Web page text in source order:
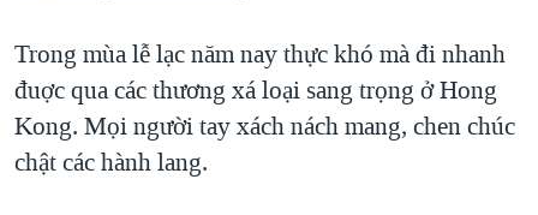
SỨC KHOẺ
VĂN HOÁ
THỂ THAO
TRỊNH VĨNH BÌNH - NGƯỜI HẠ 'BÊN THẮNG CUỘC'
GROUND ZERO – XƯA VÀ NAY
CHI PHÍ CHIẾN TRANH AFGHANISTAN
Ngôn ngữ khác
Trong mùa lễ lạc năm nay thực khó mà đi nhanh
đuợc qua các thương xá loại sang trọng ở Hong
Kong. Mọi người tay xách nách mang, chen chúc
chật các hành lang.